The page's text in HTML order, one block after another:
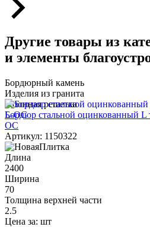
Другие товары из
и элементы
Бордюрный камень
Изделия из гранита
Газонная решетка
Бордюр стальной оцинкованный
ОС
Артикул: 1150322
Длина
2400
Ширина
70
Толщина верхней части
2.5
Цена за: шт